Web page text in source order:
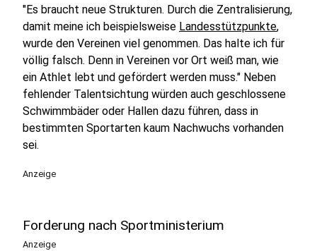
"Es braucht neue Strukturen. Durch die Zentralisierung,
damit meine ich beispielsweise Landesstützpunkte,
wurde den Vereinen viel genommen. Das halte ich für
völlig falsch. Denn in Vereinen vor Ort weiß man, wie
ein Athlet lebt und gefördert werden muss." Neben
fehlender Talentsichtung würden auch geschlossene
Schwimmbäder oder Hallen dazu führen, dass in
bestimmten Sportarten kaum Nachwuchs vorhanden
sei.
Anzeige
Forderung nach Sportministerium
Anzeige